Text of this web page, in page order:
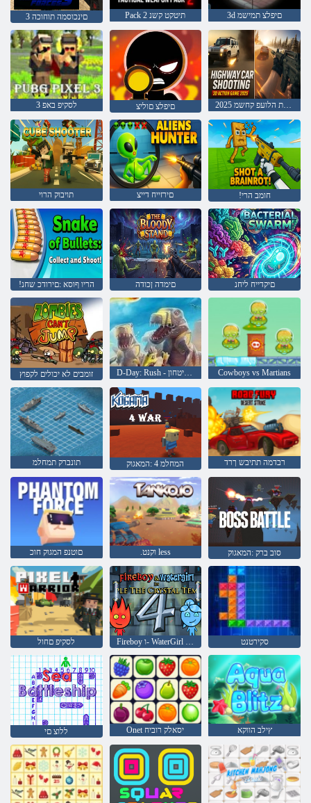
3 םינכוסמה תוחוכה Pack 2 תיטקט קשנ 3d םיפלצ תמישמ
3 לסקיפ באפ םיפלצ םוליצ 2025 ריהמ שיבכב תוינוכמ יריל דמימ תלת הלועפ קחשמ
תויבוק הרוי םירזייח דייצ !חומב הרי
!הריו ףוסא :םירודכ שחנ םימדה ןכודה םיקדייח ליחנ
זומבים לא יכולים לקפוץ D-Day: Rush - מגדל ביטחון Cowboys vs Martians
תונברק תמחלמ המחלמ 4 :המאגוק רבדמה תתיבש ךרד
םוטנפ המגוק חוכ .וקנט less סוב ברק :המאגוק
לסקיפ םחול Fireboy ו- WaterGirl 4: Temple Crystal סקירטנט
ללוצ םי Onet יסאלק רוביח ץילב הווקא